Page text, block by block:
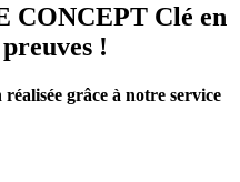
CONCEPT Clé en
!
grâce à notre service